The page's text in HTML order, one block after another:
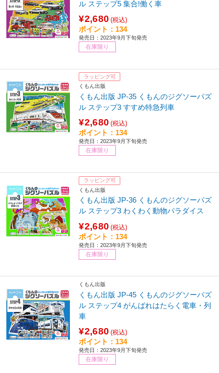
ル ステップ5 集合!働く車
¥2,680 (税込)
ポイント：134
発売日：2023年9月下旬発売
在庫限り
ラッピング可
くもん出版
くもん出版 JP-35 くもんのジグソーパズ
ル ステップ3 すすめ特急列車
¥2,680 (税込)
ポイント：134
発売日：2023年9月下旬発売
在庫限り
ラッピング可
くもん出版
くもん出版 JP-36 くもんのジグソーパズ
ル ステップ3 わくわく動物パラダイス
¥2,680 (税込)
ポイント：134
発売日：2023年9月下旬発売
在庫限り
くもん出版
くもん出版 JP-45 くもんのジグソーパズ
ル ステップ4 がんばれはたらく電車・列
車
¥2,680 (税込)
ポイント：134
発売日：2023年9月下旬発売
在庫限り